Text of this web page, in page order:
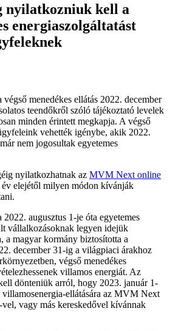
nyilatkozniuk kell a
energiaszolgáltatást
menedékes ellátás 2022. december
teendőkről szóló tájékoztató levelek
minden érintett megkapja. A végső
vehették igénybe, akik 2022.
nem jogosultak egyetemes
nyilatkozhatnak az MVM Next online
elejétől milyen módon kívánják
augusztus 1-je óta egyetemes
vállalkozásoknak legyen idejük
a magyar kormány biztosította a
december 31-ig a világpiaci árakhoz
végső menedékes
villamos energiát. Az
dönteniük arról, hogy 2023. január 1-
ellátására az MVM Next
vagy más kereskedővel kívánnak